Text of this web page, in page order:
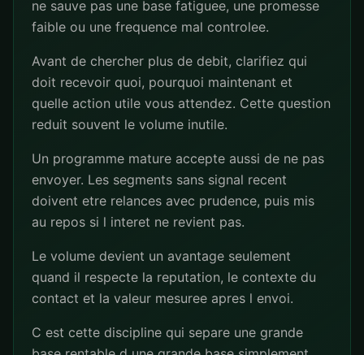
ne sauve pas une base fatiguee, une promesse
faible ou une frequence mal controlee.
Avant de chercher plus de debit, clarifiez qui
doit recevoir quoi, pourquoi maintenant et
quelle action utile vous attendez. Cette question
reduit souvent le volume inutile.
Un programme mature accepte aussi de ne pas
envoyer. Les segments sans signal recent
doivent etre relances avec prudence, puis mis
au repos si l interet ne revient pas.
Le volume devient un avantage seulement
quand il respecte la reputation, le contexte du
contact et la valeur mesuree apres l envoi.
C est cette discipline qui separe une grande